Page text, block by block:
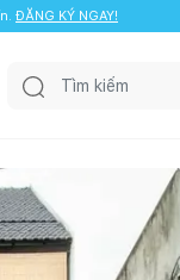
ĐĂNG KÝ NGAY!